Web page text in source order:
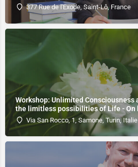
377 Rue de l'Exode, Saint-Lô, France
Workshop: Unlimited Consciousness
the limitless possibilities of Life - On
Via San Rocco, 1, Samone, Turin, Italie